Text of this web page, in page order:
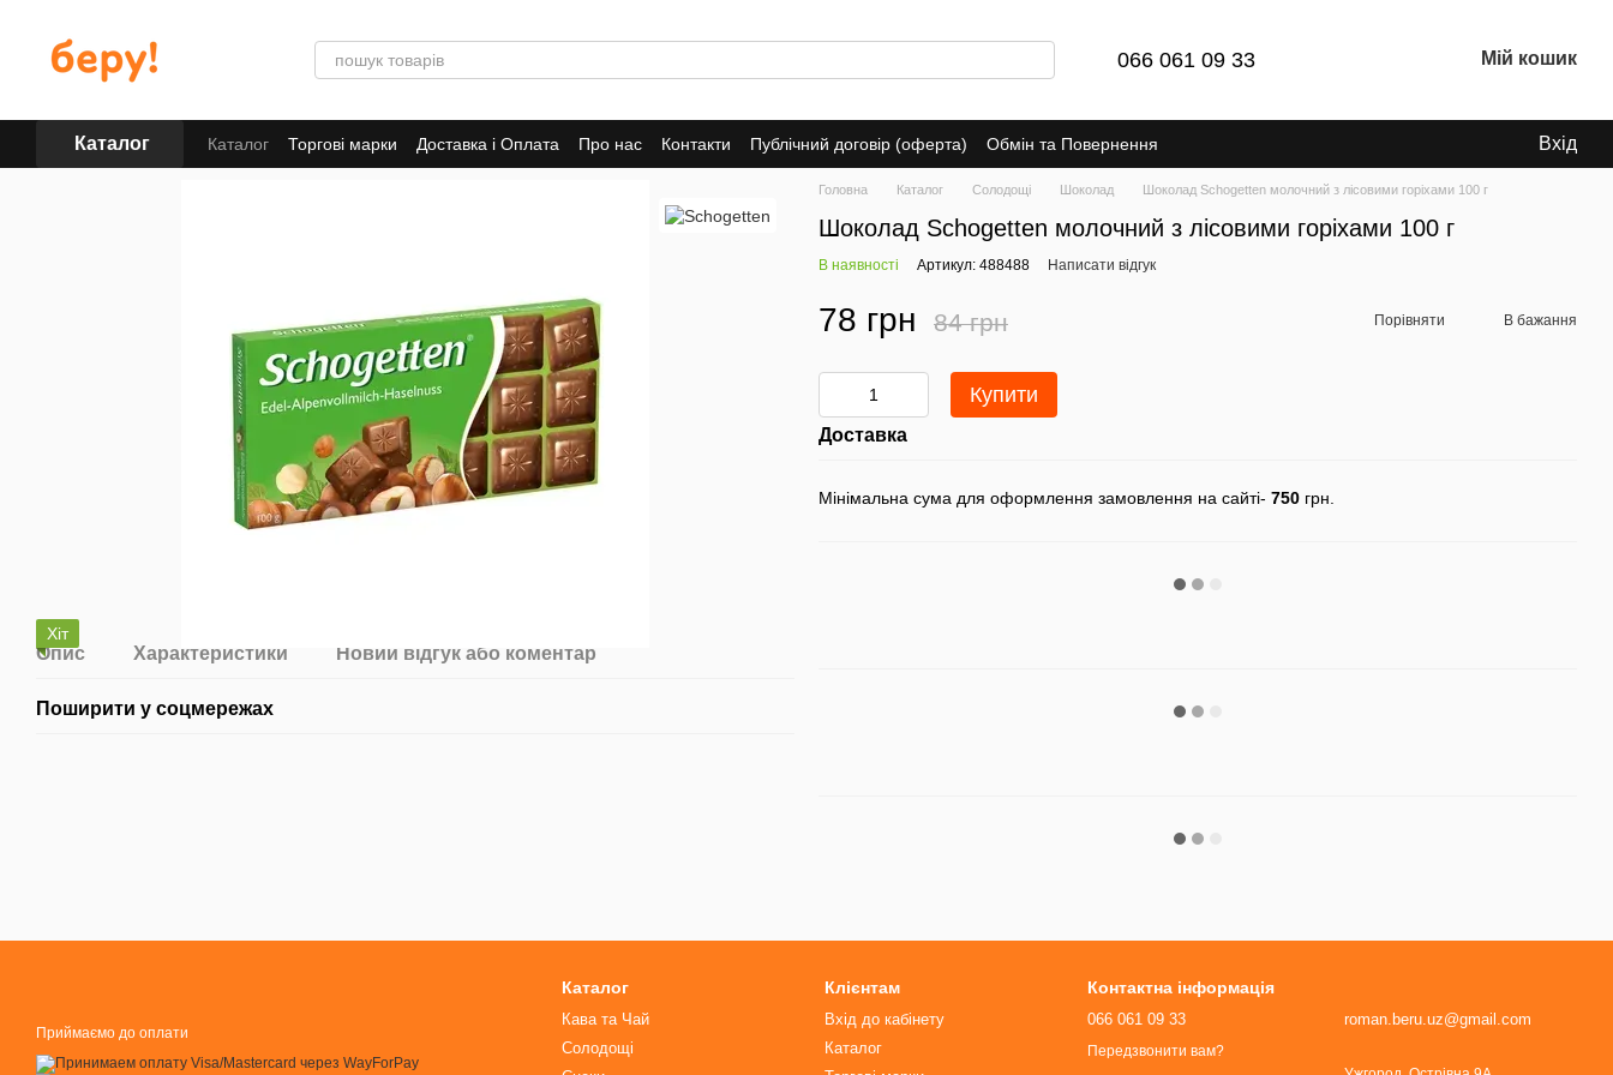
066 061 09 33 Мій кошик
Каталог Каталог Торгові марки Доставка і Оплата Про нас Контакти Публічний договір (оферта) Обмін та Повернення Вхід
Хіт
Опис Характеристики Новий відгук або коментар
Поширити у соцмережах
Головна Каталог Солодощі Шоколад Шоколад Schogetten молочний з лісовими горіхами 100 г
Шоколад Schogetten молочний з лісовими горіхами 100 г
В наявності Артикул: 488488 Написати відгук
78 грн 84 грн Порівняти В бажання
Купити
Доставка
Мінімальна сума для оформлення замовлення на сайті- 750 грн.
Приймаємо до оплати
Каталог
Кава та Чай
Солодощі
Клієнтам
Вхід до кабінету
Каталог
Контактна інформація
066 061 09 33
Передзвонити вам?
roman.beru.uz@gmail.com